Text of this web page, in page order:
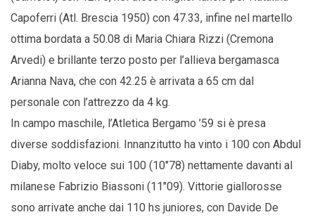
Capoferri (Atl. Brescia 1950) con 47.33, infine nel martello
ottima bordata a 50.08 di Maria Chiara Rizzi (Cremona
Arvedi) e brillante terzo posto per l’allieva bergamasca
Arianna Nava, che con 42.25 è arrivata a 65 cm dal
personale con l’attrezzo da 4 kg.
In campo maschile, l’Atletica Bergamo ’59 si è presa
diverse soddisfazioni. Innanzitutto ha vinto i 100 con Abdul
Diaby, molto veloce sui 100 (10″78) nettamente davanti al
milanese Fabrizio Biassoni (11″09). Vittorie giallorosse
sono arrivate anche dai 110 hs juniores, con Davide De